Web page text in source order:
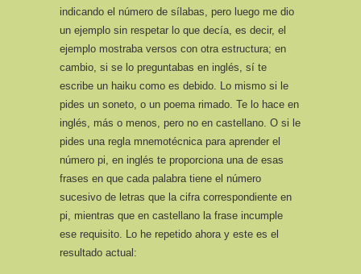
indicando el número de sílabas, pero luego me dio
un ejemplo sin respetar lo que decía, es decir, el
ejemplo mostraba versos con otra estructura; en
cambio, si se lo preguntabas en inglés, sí te
escribe un haiku como es debido. Lo mismo si le
pides un soneto, o un poema rimado. Te lo hace en
inglés, más o menos, pero no en castellano. O si le
pides una regla mnemotécnica para aprender el
número pi, en inglés te proporciona una de esas
frases en que cada palabra tiene el número
sucesivo de letras que la cifra correspondiente en
pi, mientras que en castellano la frase incumple
ese requisito. Lo he repetido ahora y este es el
resultado actual: